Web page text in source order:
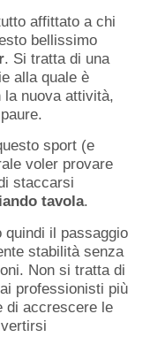
affittato a chi
bellissimo
. Si tratta di una
alla quale è
la nuova attività,
sport (e
voler provare
staccarsi
tavola.
quindi il passaggio
stabilità senza
Non si tratta di
professionisti più
di accrescere le